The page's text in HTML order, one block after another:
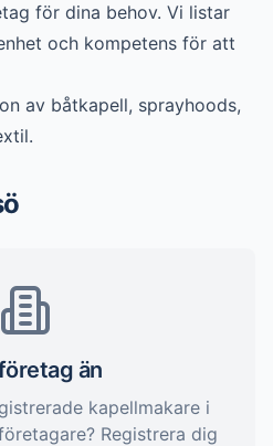
för dina behov. Vi listar
och kompetens för att
av båtkapell, sprayhoods,
än
kapellmakare i
Registrera dig